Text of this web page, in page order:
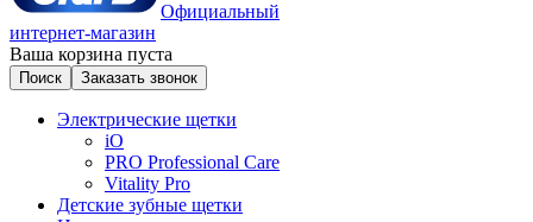
Официальный
интернет-магазин
Ваша корзина пуста
Поиск Заказать звонок
Электрические щетки
iO
PRO Professional Care
Vitality Pro
Детские зубные щетки